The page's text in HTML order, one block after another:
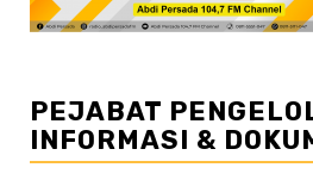
PEJABAT
INFORMASI &